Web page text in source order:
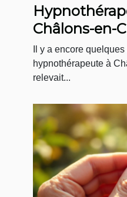
Châlons-en-
un
mesure au
Menninga
Il y a encore
hypnothérapeute à
relevait...